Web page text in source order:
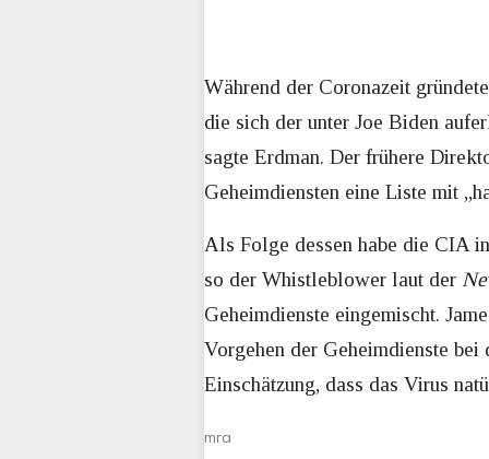
Während der Coronazeit
die sich der unter Joe Biden
sagte Erdman. Der frühere
Geheimdiensten eine Liste mit
Als Folge dessen habe die CIA
so der Whistleblower laut der
Geheimdienste eingemischt.
Vorgehen der Geheimdienste
Einschätzung, dass das Virus
mra